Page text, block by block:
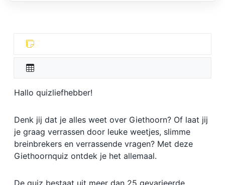
Hallo quizliefhebber!
Denk jij dat je alles weet over Giethoorn? Of laat jij
je graag verrassen door leuke weetjes, slimme
breinbrekers en verrassende vragen? Met deze
Giethoornquiz ontdek je het allemaal.
De quiz bestaat uit meer dan 25 gevarieerde